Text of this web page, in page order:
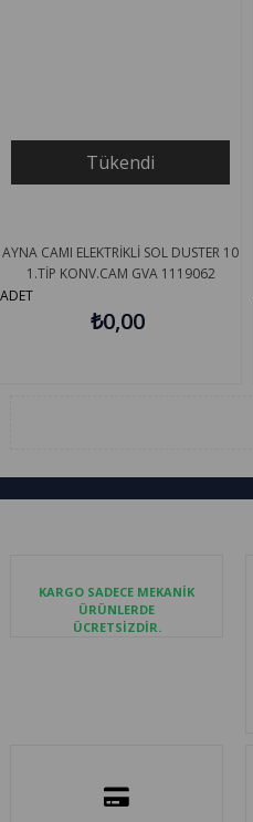
Tükendi
AYNA CAMI ELEKTRİKLİ SOL DUSTER 10
1.TİP KONV.CAM GVA 1119062
ADET
₺0,00
KARGO SADECE MEKANİK
ÜRÜNLERDE
ÜCRETSİZDİR.